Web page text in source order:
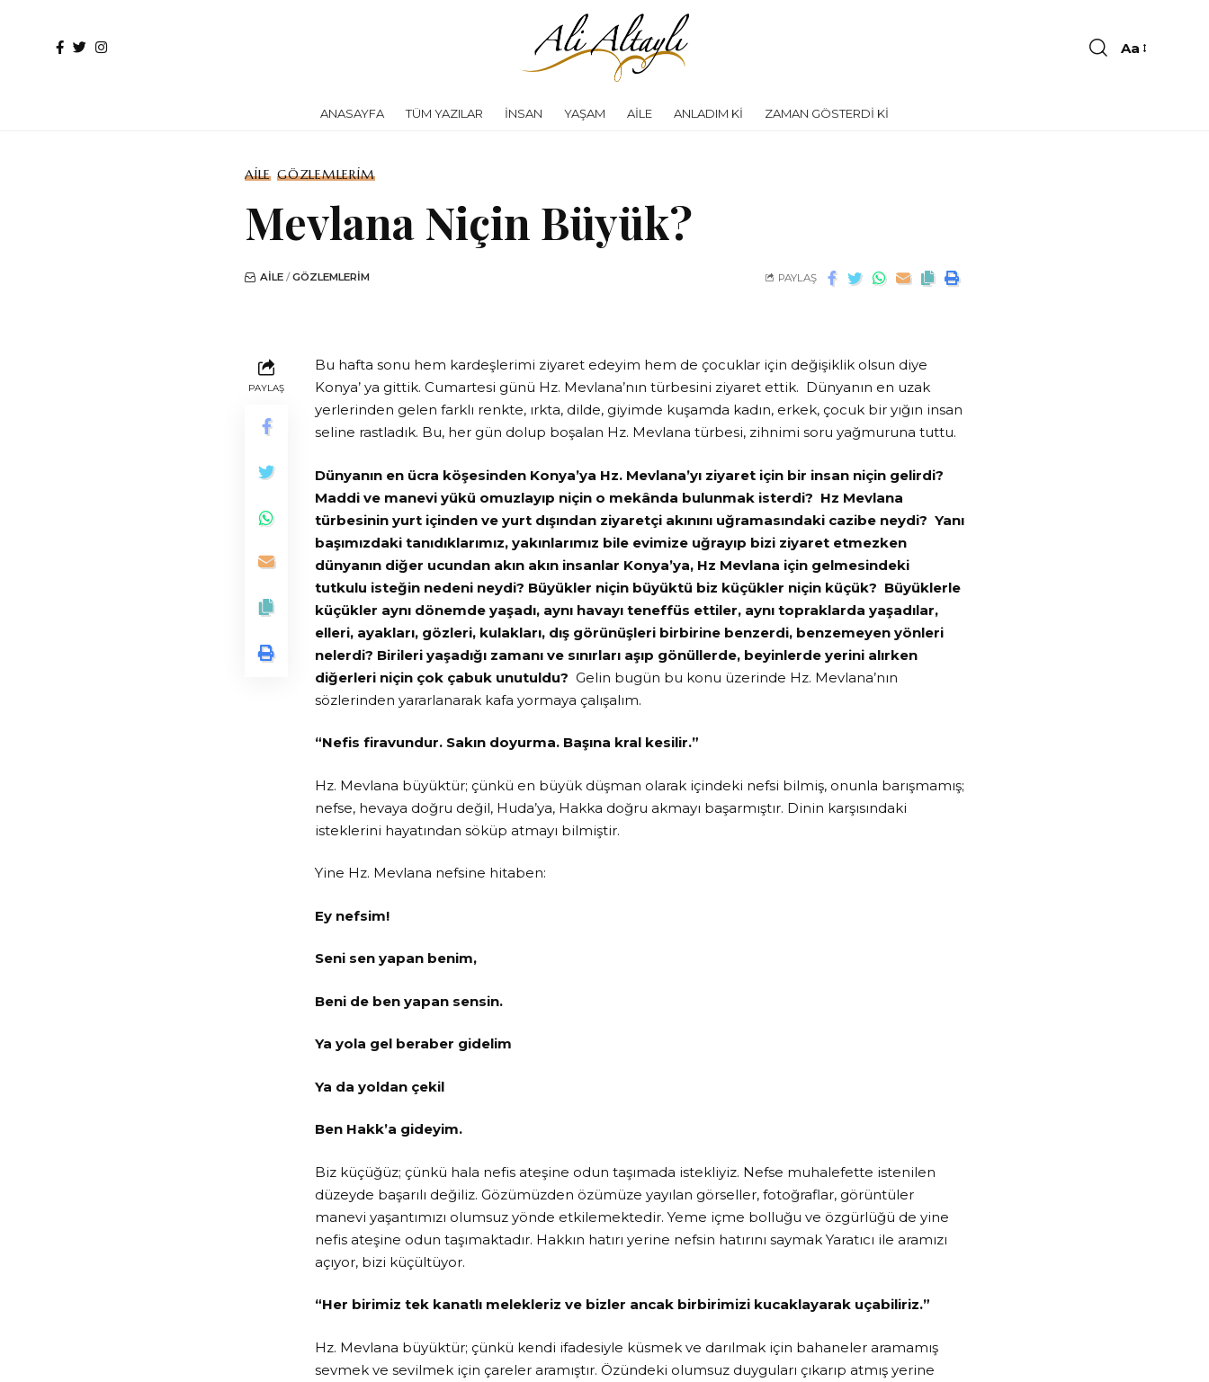
Aa
ANASAYFA TÜM YAZILAR İNSAN YAŞAM AILE ANLADIM KI ZAMAN GÖSTERDI KI
AILE GÖZLEMLERIM
Mevlana Niçin Büyük?
AILE GÖZLEMLERIM PAYLAŞ
PAYLAŞ
Bu hafta sonu hem kardeşlerimi ziyaret edeyim hem de çocuklar için değişiklik olsun diye
Konya’ ya gittik. Cumartesi günü Hz. Mevlana’nın türbesini ziyaret ettik. Dünyanın en uzak
yerlerinden gelen farklı renkte, ırkta, dilde, giyimde kuşamda kadın, erkek, çocuk bir yığın insan
seline rastladık. Bu, her gün dolup boşalan Hz. Mevlana türbesi, zihnimi soru yağmuruna tuttu.
Dünyanın en ücra köşesinden Konya’ya Hz. Mevlana’yı ziyaret için bir insan niçin gelirdi?
Maddi ve manevi yükü omuzlayıp niçin o mekânda bulunmak isterdi? Hz Mevlana
türbesinin yurt içinden ve yurt dışından ziyaretçi akınını uğramasındaki cazibe neydi? Yanı
başımızdaki tanıdıklarımız, yakınlarımız bile evimize uğrayıp bizi ziyaret etmezken
dünyanın diğer ucundan akın akın insanlar Konya’ya, Hz Mevlana için gelmesindeki
tutkulu isteğin nedeni neydi? Büyükler niçin büyüktü biz küçükler niçin küçük? Büyüklerle
küçükler aynı dönemde yaşadı, aynı havayı teneffüs ettiler, aynı topraklarda yaşadılar,
elleri, ayakları, gözleri, kulakları, dış görünüşleri birbirine benzerdi, benzemeyen yönleri
nelerdi? Birileri yaşadığı zamanı ve sınırları aşıp gönüllerde, beyinlerde yerini alırken
diğerleri niçin çok çabuk unutuldu? Gelin bugün bu konu üzerinde Hz. Mevlana’nın
sözlerinden yararlanarak kafa yormaya çalışalım.
“Nefis firavundur. Sakın doyurma. Başına kral kesilir.”
Hz. Mevlana büyüktür; çünkü en büyük düşman olarak içindeki nefsi bilmiş, onunla barışmamış;
nefse, hevaya doğru değil, Huda’ya, Hakka doğru akmayı başarmıştır. Dinin karşısındaki
isteklerini hayatından söküp atmayı bilmiştir.
Yine Hz. Mevlana nefsine hitaben:
Ey nefsim!
Seni sen yapan benim,
Beni de ben yapan sensin.
Ya yola gel beraber gidelim
Ya da yoldan çekil
Ben Hakk’a gideyim.
Biz küçüğüz; çünkü hala nefis ateşine odun taşımada istekliyiz. Nefse muhalefette istenilen
düzeyde başarılı değiliz. Gözümüzden özümüze yayılan görseller, fotoğraflar, görüntüler
manevi yaşantımızı olumsuz yönde etkilemektedir. Yeme içme bolluğu ve özgürlüğü de yine
nefis ateşine odun taşımaktadır. Hakkın hatırı yerine nefsin hatırını saymak Yaratıcı ile aramızı
açıyor, bizi küçültüyor.
“Her birimiz tek kanatlı melekleriz ve bizler ancak birbirimizi kucaklayarak uçabiliriz.”
Hz. Mevlana büyüktür; çünkü kendi ifadesiyle küsmek ve darılmak için bahaneler aramamış
sevmek ve sevilmek için çareler aramıştır. Özündeki olumsuz duyguları çıkarıp atmış yerine